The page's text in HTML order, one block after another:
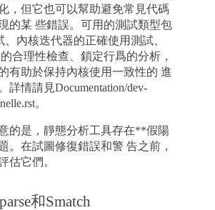
，但它也可以幫助避免常見代碼
的某 些錯誤。可用的測試類型包
、內核迭代器的正確使用測試、
合理性檢查、鎖定行爲的分析，
有助於保持內核使用一致性的 進
詳情請見Documentation/dev-
。
的是，靜態分析工具存在**假陽
。在試圖修復錯誤和警 告之前，
估它們。
和Smatch